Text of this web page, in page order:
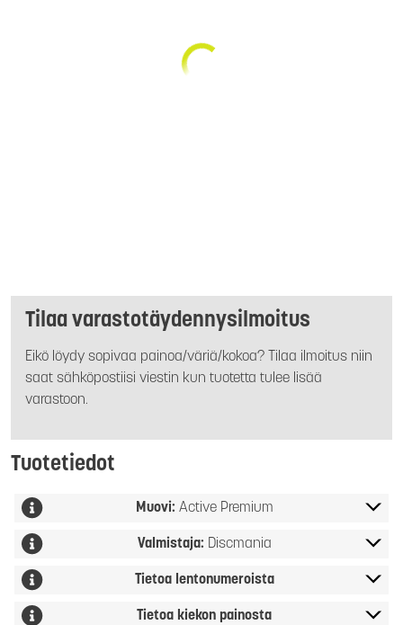
Tilaa varastotäydennysilmoitus
Eikö löydy sopivaa painoa/väriä/kokoa? Tilaa ilmoitus niin
saat sähköpostiisi viestin kun tuotetta tulee lisää
varastoon.
Tuotetiedot
Muovi: Active Premium
Valmistaja: Discmania
Tietoa lentonumeroista
Tietoa kiekon painosta